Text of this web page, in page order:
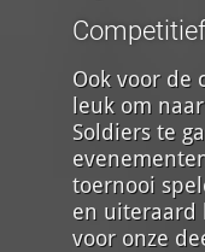
Ook voor de
leuk om
Soldiers te
toernooi
en uiteraard
voor onze